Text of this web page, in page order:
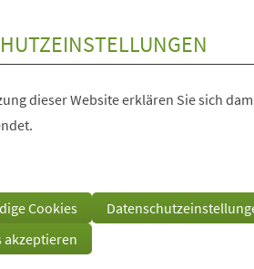
dieser Website erklären Sie sich
Cookies
akzeptieren